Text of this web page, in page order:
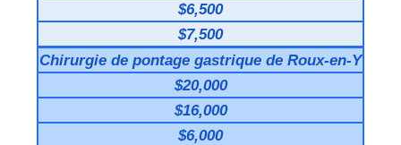
$6,500
$7,500
Chirurgie de pontage gastrique de Roux-en-Y
$20,000
$16,000
$6,000